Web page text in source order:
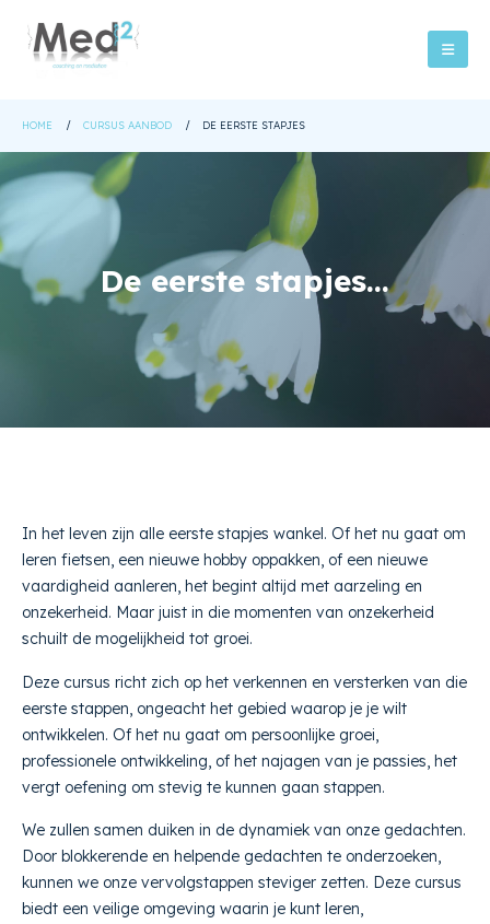
HOME CURSUS AANBOD DE EERSTE STAPJES
De eerste stapjes…
In het leven zijn alle eerste stapjes wankel. Of het nu gaat om
leren fietsen, een nieuwe hobby oppakken, of een nieuwe
vaardigheid aanleren, het begint altijd met aarzeling en
onzekerheid. Maar juist in die momenten van onzekerheid
schuilt de mogelijkheid tot groei.
Deze cursus richt zich op het verkennen en versterken van die
eerste stappen, ongeacht het gebied waarop je je wilt
ontwikkelen. Of het nu gaat om persoonlijke groei,
professionele ontwikkeling, of het najagen van je passies, het
vergt oefening om stevig te kunnen gaan stappen.
We zullen samen duiken in de dynamiek van onze gedachten.
Door blokkerende en helpende gedachten te onderzoeken,
kunnen we onze vervolgstappen steviger zetten. Deze cursus
biedt een veilige omgeving waarin je kunt leren,